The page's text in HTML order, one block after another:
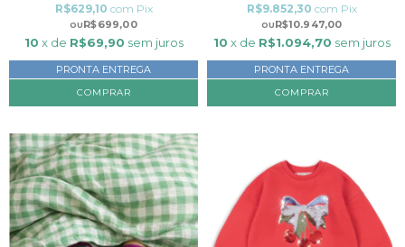
R$699,00
R$629,10 com Pix
10 x de R$69,90 sem juros
PRONTA ENTREGA
COMPRAR
R$10.947,00
R$9.852,30 com Pix
10 x de R$1.094,70 sem juros
PRONTA ENTREGA
COMPRAR